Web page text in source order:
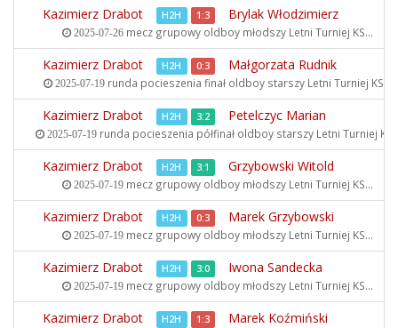
Kazimierz Drabot H2H 1:3 Brylak Włodzimierz
2025-07-26 mecz grupowy oldboy młodszy Letni Turniej KS...
Kazimierz Drabot H2H 0:3 Małgorzata Rudnik
2025-07-19 runda pocieszenia finał oldboy starszy Letni Turniej KS...
Kazimierz Drabot H2H 3:2 Petelczyc Marian
2025-07-19runda pocieszenia półfinał oldboy starszy Letni Turniej
Kazimierz Drabot H2H 3:1 Grzybowski Witold
2025-07-19 mecz grupowy oldboy młodszy Letni Turniej KS...
Kazimierz Drabot H2H 0:3 Marek Grzybowski
2025-07-19 mecz grupowy oldboy młodszy Letni Turniej KS...
Kazimierz Drabot H2H 3:0 Iwona Sandecka
2025-07-19 mecz grupowy oldboy młodszy Letni Turniej KS...
Kazimierz Drabot H2H 1:3 Marek Koźmiński